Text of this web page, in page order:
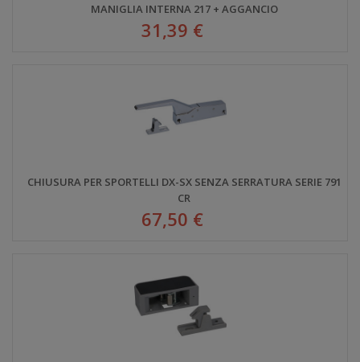
MANIGLIA INTERNA 217 + AGGANCIO
31,39 €
CHIUSURA PER SPORTELLI DX-SX SENZA SERRATURA SERIE 791
CR
67,50 €